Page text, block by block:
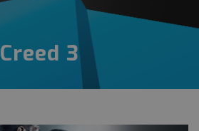
Creed 3